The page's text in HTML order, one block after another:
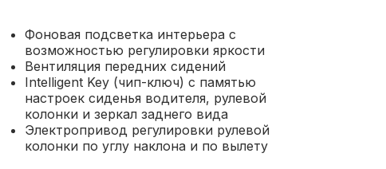
Фоновая подсветка интерьера с
возможностью регулировки яркости
Вентиляция передних сидений
Intelligent Key (чип-ключ) с памятью
настроек сиденья водителя, рулевой
колонки и зеркал заднего вида
Электропривод регулировки рулевой
колонки по углу наклона и по вылету